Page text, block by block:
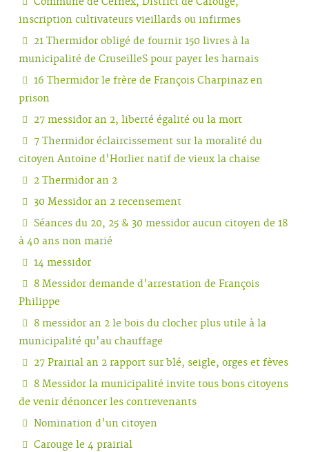
inscription cultivateurs vieillards ou infirmes
21 Thermidor obligé de fournir 150 livres à la
municipalité de CruseilleS pour payer les harnais
16 Thermidor le frère de François Charpinaz en
prison
27 messidor an 2, liberté égalité ou la mort
7 Thermidor éclaircissement sur la moralité du
citoyen Antoine d'Horlier natif de vieux la chaise
2 Thermidor an 2
30 Messidor an 2 recensement
Séances du 20, 25 & 30 messidor aucun citoyen de 18
à 40 ans non marié
14 messidor
8 Messidor demande d'arrestation de François
Philippe
8 messidor an 2 le bois du clocher plus utile à la
municipalité qu'au chauffage
27 Prairial an 2 rapport sur blé, seigle, orges et fèves
8 Messidor la municipalité invite tous bons citoyens
de venir dénoncer les contrevenants
Nomination d'un citoyen
Carouge le 4 prairial